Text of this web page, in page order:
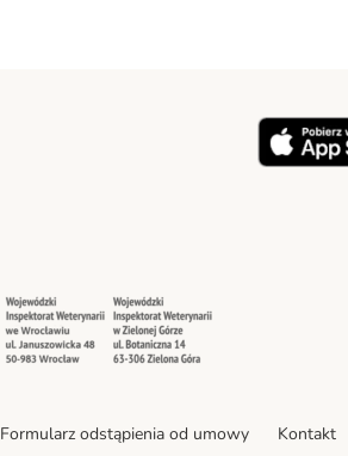
Security Security
Formularz odstąpienia od umowy Kontakt